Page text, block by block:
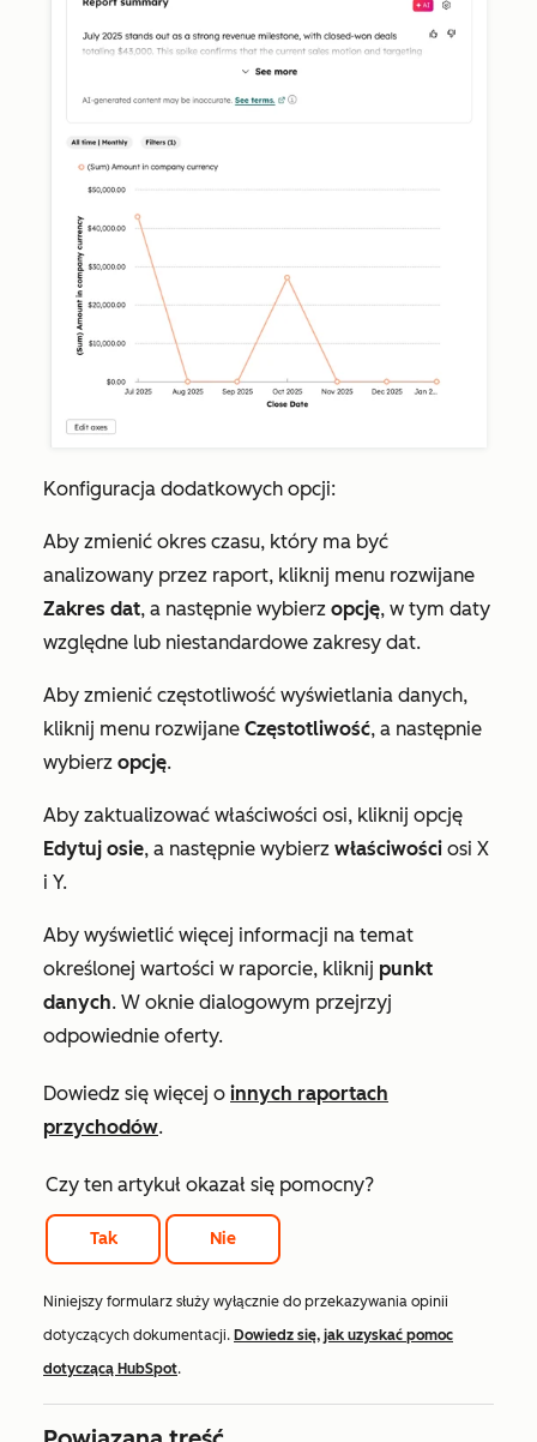
Konfiguracja dodatkowych opcji:
Aby zmienić okres czasu, który ma być
analizowany przez raport, kliknij menu rozwijane
Zakres dat, a następnie wybierz opcję, w tym daty
względne lub niestandardowe zakresy dat.
Aby zmienić częstotliwość wyświetlania danych,
kliknij menu rozwijane Częstotliwość, a następnie
wybierz opcję.
Aby zaktualizować właściwości osi, kliknij opcję
Edytuj osie, a następnie wybierz właściwości osi X
i Y.
Aby wyświetlić więcej informacji na temat
określonej wartości w raporcie, kliknij punkt
danych. W oknie dialogowym przejrzyj
odpowiednie oferty.
Dowiedz się więcej o innych raportach
przychodów.
Czy ten artykuł okazał się pomocny?
Tak Nie
Niniejszy formularz służy wyłącznie do przekazywania opinii
dotyczących dokumentacji. Dowiedz się, jak uzyskać pomoc
dotyczącą HubSpot.